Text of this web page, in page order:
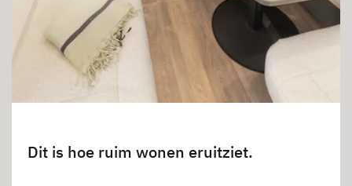
Dit is hoe ruim wonen eruitziet.